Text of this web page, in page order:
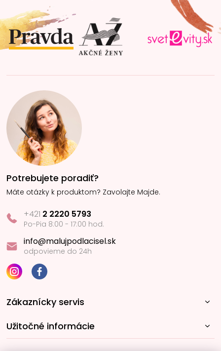
t
i
e
Potrebujete poradiť?
Máte otázky k produktom? Zavolajte Majde.
+421 2 2220 5793
Po-Pia 8:00 - 17:00 hod.
info@malujpodlacisel.sk
odpovieme do 24h
Zákaznícky servis
Užitočné informácie